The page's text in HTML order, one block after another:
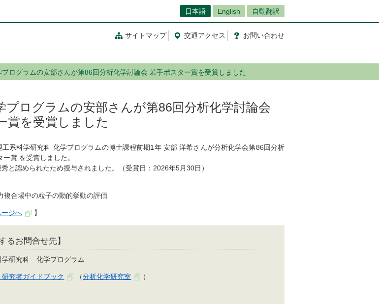
日本語 English 自動翻訳
サイトマップ 交通アクセス お問い合わせ
プログラムの安部さんが第86回分析化学討論会 若手ポスター賞を受賞しました
プログラムの安部さんが第86回分析化学討論会
賞を受賞しました
系科学研究科 化学プログラムの博士課程前期1年 安部 洋希さんが分析化学会第86回分析
賞 を受賞しました。
と認められたため授与されました。（受賞日：2026年5月30日）
複合場中の粒子の動的挙動の評価
ジへ 】
るお問合せ先】
学研究科 化学プログラム
者ガイドブック （分析化学研究室 ）